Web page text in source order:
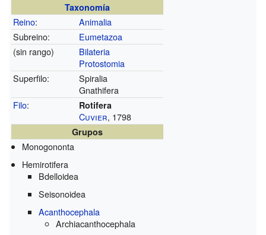
Taxonomía
Reino:
Animalia
Subreino:
Eumetazoa
(sin rango)
Bilateria
Protostomia
Superfilo:
Spiralia
Gnathifera
Filo: Rotifera
Cuvier, 1798
Grupos
Monogononta
Hemirotifera
Bdelloidea
Seisonoidea
Acanthocephala
Archiacanthocephala